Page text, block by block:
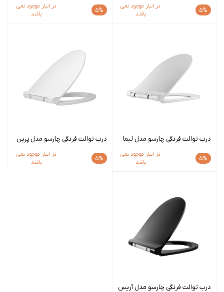
5%
در انبار موجود نمی
باشد
5%
در انبار موجود نمی
باشد
درب توالت فرنگی چارسو مدل لیما
5%
در انبار موجود نمی
باشد
درب توالت فرنگی چارسو مدل پرین
5%
در انبار موجود نمی
باشد
درب توالت فرنگی چارسو مدل آریس